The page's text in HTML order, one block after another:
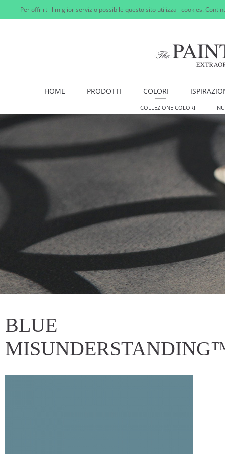
Per offrirti il miglior servizio possibile questo sito utilizza i cookies.
HOME PRODOTTI COLORI
COLLEZIONE COLORI
BLUE